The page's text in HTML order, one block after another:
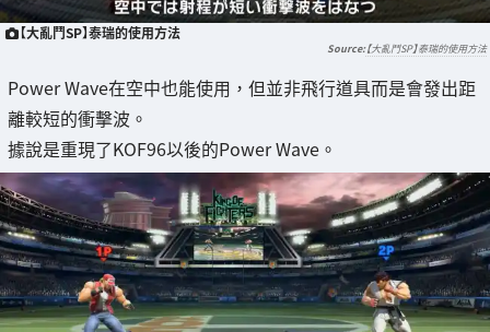
【大亂鬥SP】泰瑞的使用方法
【大亂鬥SP】泰瑞的使用方法
Power Wave在空中也能使用，但並非飛行道具而是會發出距
離較短的衝擊波。
據說是重現了KOF96以後的Power Wave。